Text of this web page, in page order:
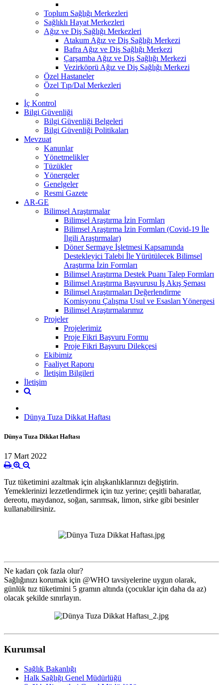
Toplum Sağlığı Merkezleri
Sağlıklı Hayat Merkezleri
Ağız ve Diş Sağlığı Merkezleri
Atakum Ağız ve Diş Sağlığı Merkezi
Bafra Ağız ve Diş Sağlığı Merkezi
Çarşamba Ağız ve Diş Sağlığı Merkezi
Vezirköprü Ağız ve Diş Sağlığı Merkezi
Özel Hastaneler
Özel Tıp/Dal Merkezleri
İç Kontrol
Bilgi Güvenliği
Bilgi Güvenliği Belgeleri
Bilgi Güvenliği Politikaları
Mevzuat
Kanunlar
Yönetmelikler
Tüzükler
Yönergeler
Genelgeler
Resmi Gazete
AR-GE
Bilimsel Araştırmalar
Bilimsel Araştırma İzin Formları
Bilimsel Araştırma İzin Formları (Covid-19 İle
İlgili Araştırmalar)
Döner Sermaye İşletmesi Kapsamında
Destekleyici Talebi İle Yürütülecek Bilimsel
Araştırma İzin Formları
Bilimsel Araştırma Destek Puanı Talep Formları
Bilimsel Araştırma Başvurusu İş Akış Şeması
Bilimsel Araştırmaları Değerlendirme
Komisyonu Çalışma Usul ve Esasları Yönergesi
Bilimsel Araştırmalarımız
Projeler
Projelerimiz
Proje Fikri Başvuru Formu
Proje Fikri Başvuru Dilekçesi
Ekibimiz
Faaliyet Raporu
İletişim Bilgileri
İletişim
Dünya Tuza Dikkat Haftası
Dünya Tuza Dikkat Haftası
17 Mart 2022
Tuz tüketimini azaltmak için alışkanlıklarınızı değiştirin.
Yemeklerinizi lezzetlendirmek için tuz yerine; çeşitli baharatlar,
dereotu, maydanoz, soğan, sarımsak, limon, sirke gibi besinler
kullanabilirsiniz.
Ne kadarı çok fazla olur?
Sağlığınızı korumak için @WHO tavsiyelerine uygun olarak,
günlük tuz tüketimini 5 gramın altında (çocuklar için daha da az)
olacak şekilde sınırlayın.
Kurumsal
Sağlık Bakanlığı
Halk Sağlığı Genel Müdürlüğü